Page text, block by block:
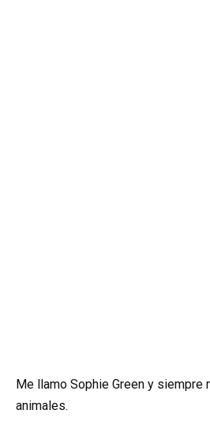
Me llamo Sophie Green y siempre
animales.